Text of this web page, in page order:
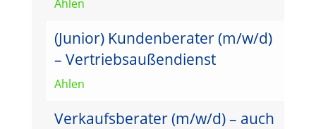
Ahlen
(Junior) Kundenberater (m/w/d)
– Vertriebsaußendienst
Ahlen
Verkaufsberater (m/w/d) – auch